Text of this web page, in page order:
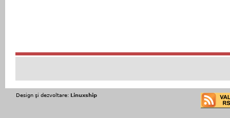
Design şi dezvoltare: Linuxship